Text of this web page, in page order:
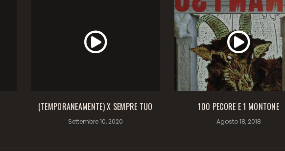
(TEMPORANEAMENTE) X SEMPRE TUO
Settembre 10, 2020
100 PECORE E 1 MONTONE
Agosto 18, 2018